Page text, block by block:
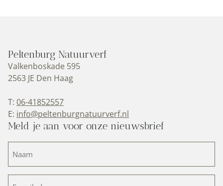
Peltenburg Natuurverf
Valkenboskade 595
2563 JE Den Haag
T: 06-41852557
E: info@peltenburgnatuurverf.nl
Meld je aan voor onze nieuwsbrief
(Vereist)